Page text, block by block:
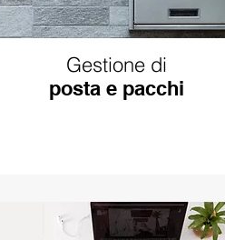
Gestione di
posta e pacchi